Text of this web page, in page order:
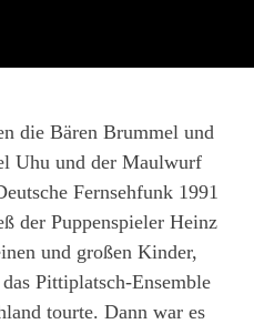
die Bären Brummel und
Uhu und der Maulwurf
Fernsehfunk 1991
der Puppenspieler Heinz
und großen Kinder,
Pittiplatsch-Ensemble
tourte. Dann war es